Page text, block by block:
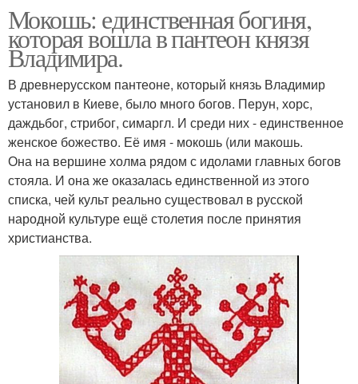
Мокошь: единственная богиня,
которая вошла в пантеон князя
Владимира.
В древнерусском пантеоне, который князь Владимир
установил в Киеве, было много богов. Перун, хорс,
даждьбог, стрибог, симаргл. И среди них - единственное
женское божество. Её имя - мокошь (или макошь.
Она на вершине холма рядом с идолами главных богов
стояла. И она же оказалась единственной из этого
списка, чей культ реально существовал в русской
народной культуре ещё столетия после принятия
христианства.